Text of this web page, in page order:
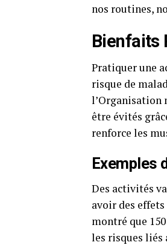
nos routines,
Bienfaits
Pratiquer une
risque de
l’Organisation
être évités
renforce les
Exemples
Des activités
avoir des
montré que
les risques liés